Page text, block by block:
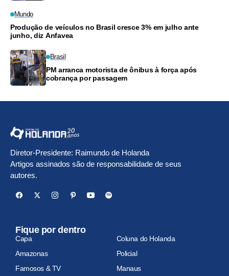
Mundo
Produção de veículos no Brasil cresce 3% em julho ante
junho, diz Anfavea
Brasil
PM arranca motorista de ônibus à força após
cobrança por passagem
Diretor-Presidente: Raimundo de Holanda
Artigos assinados são de responsabilidade de seus
autores.
Fique por dentro
Capa
Coluna do Holanda
Amazonas
Policial
Famosos & TV
Manaus